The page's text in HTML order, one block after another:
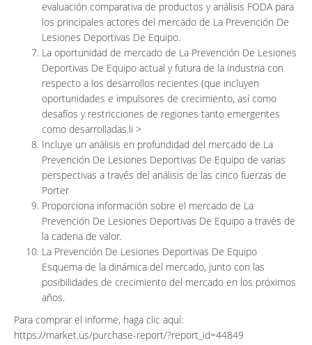
evaluación comparativa de productos y análisis FODA para
los principales actores del mercado de La Prevención De
Lesiones Deportivas De Equipo.
La oportunidad de mercado de La Prevención De Lesiones
Deportivas De Equipo actual y futura de la industria con
respecto a los desarrollos recientes (que incluyen
oportunidades e impulsores de crecimiento, así como
desafíos y restricciones de regiones tanto emergentes
como desarrolladas.li >
Incluye un análisis en profundidad del mercado de La
Prevención De Lesiones Deportivas De Equipo de varias
perspectivas a través del análisis de las cinco fuerzas de
Porter
Proporciona información sobre el mercado de La
Prevención De Lesiones Deportivas De Equipo a través de
la cadena de valor.
La Prevención De Lesiones Deportivas De Equipo
Esquema de la dinámica del mercado, junto con las
posibilidades de crecimiento del mercado en los próximos
años.
Para comprar el informe, haga clic aquí:
https://market.us/purchase-report/?report_id=44849